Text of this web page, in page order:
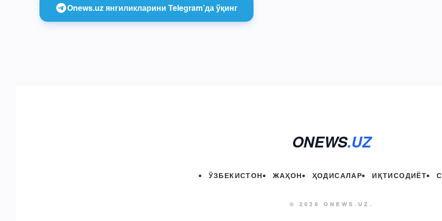
Onews.uz янгиликларини Telegram’да ўқинг
ONEWS.UZ
ЎЗБЕКИСТОН ЖАҲОН ҲОДИСАЛАР ИҚТИСОДИЁТ
© 2026 ONEWS.UZ.